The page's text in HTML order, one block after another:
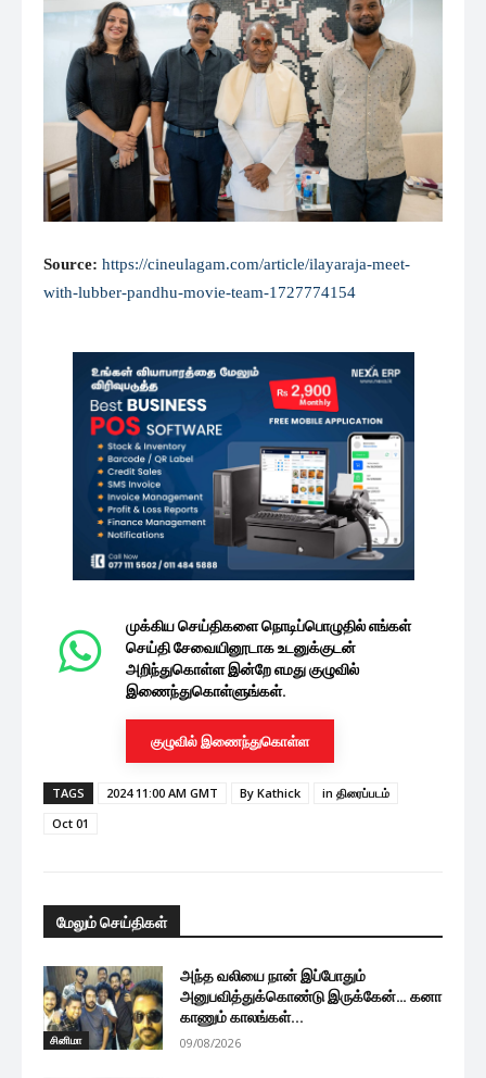
Source: https://cineulagam.com/article/ilayaraja-meet-
with-lubber-pandhu-movie-team-1727774154
முக்கிய செய்திகளை நொடிப்பொழுதில் எங்கள்
செய்தி சேவையினூடாக உடனுக்குடன்
அறிந்துகொள்ள இன்றே எமது குழுவில்
இணைந்துகொள்ளுங்கள்.
குழுவில் இணைந்துகொள்ள
TAGS 2024 11:00 AM GMT By Kathick
in திரைப்படம்
Oct 01
மேலும் செய்திகள்
சினிமா
அந்த வலியை நான் இப்போதும்
அனுபவித்துக்கொண்டு இருக்கேன்… கனா
காணும் காலங்கள்...
09/08/2026